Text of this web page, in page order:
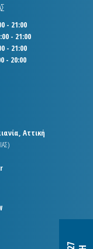
- 21:00
- 21:00
- 21:00
- 20:00
Αττική